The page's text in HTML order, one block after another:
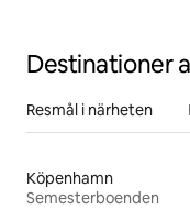
Destinationer
Resmål i närheten
Köpenhamn
Semesterboenden